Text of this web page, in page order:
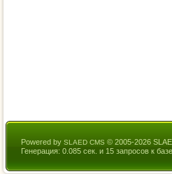
Powered by SLAED CMS © 2005-2026
Генерация: 0.085 сек. и 15 запросов к